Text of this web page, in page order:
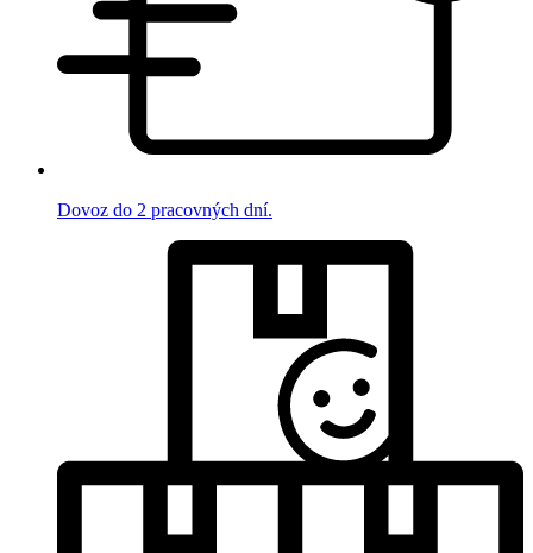
Dovoz do 2 pracovných dní.